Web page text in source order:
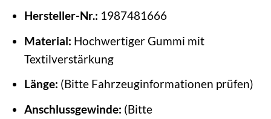
Hersteller-Nr.: 1987481666
Material: Hochwertiger Gummi mit
Textilverstärkung
Länge: (Bitte Fahrzeuginformationen prüfen)
Anschlussgewinde: (Bitte